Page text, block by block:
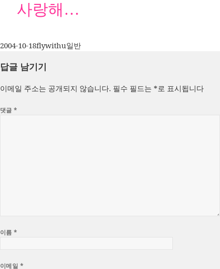
사랑해…
작
일
2004-10-18글
이
flywithu카
일반
답글 남기기
이메일 주소는 공개되지 않습니다. 필수 필드는 *로 표시됩니다
댓글*
이름*
이메일 *